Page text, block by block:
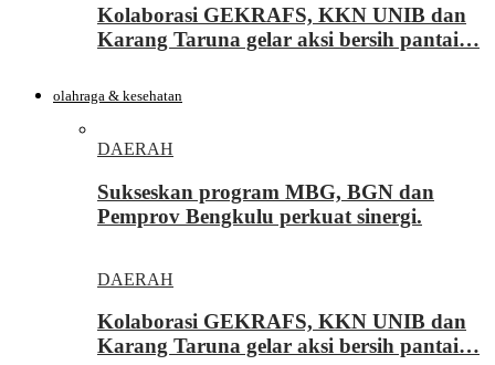
Kolaborasi GEKRAFS, KKN UNIB dan
Karang Taruna gelar aksi bersih pantai…
olahraga & kesehatan
DAERAH
Sukseskan program MBG, BGN dan
Pemprov Bengkulu perkuat sinergi.
DAERAH
Kolaborasi GEKRAFS, KKN UNIB dan
Karang Taruna gelar aksi bersih pantai…